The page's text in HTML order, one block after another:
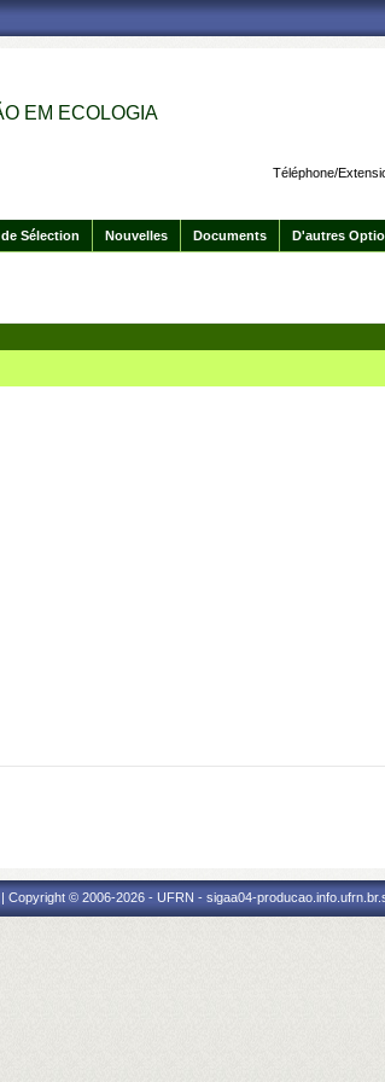
EM ECOLOGIA
Téléphone/
Sélection Nouvelles Documents D'autres
© 2006-2026 - UFRN - sigaa04-